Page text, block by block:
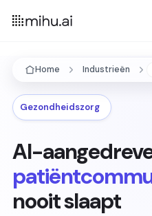
Home Industrieën
Gezondheidszorg
AI-
nooit slaapt